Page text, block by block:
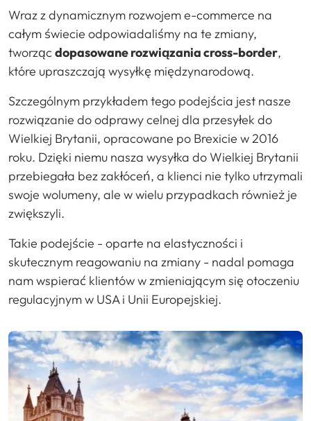
Wraz z dynamicznym rozwojem e-commerce na
całym świecie odpowiadaliśmy na te zmiany,
tworząc dopasowane rozwiązania cross-border,
które upraszczają wysyłkę międzynarodową.
Szczególnym przykładem tego podejścia jest nasze
rozwiązanie do odprawy celnej dla przesyłek do
Wielkiej Brytanii, opracowane po Brexicie w 2016
roku. Dzięki niemu nasza wysyłka do Wielkiej Brytanii
przebiegała bez zakłóceń, a klienci nie tylko utrzymali
swoje wolumeny, ale w wielu przypadkach również je
zwiększyli.
Takie podejście - oparte na elastyczności i
skutecznym reagowaniu na zmiany - nadal pomaga
nam wspierać klientów w zmieniającym się otoczeniu
regulacyjnym w USA i Unii Europejskiej.